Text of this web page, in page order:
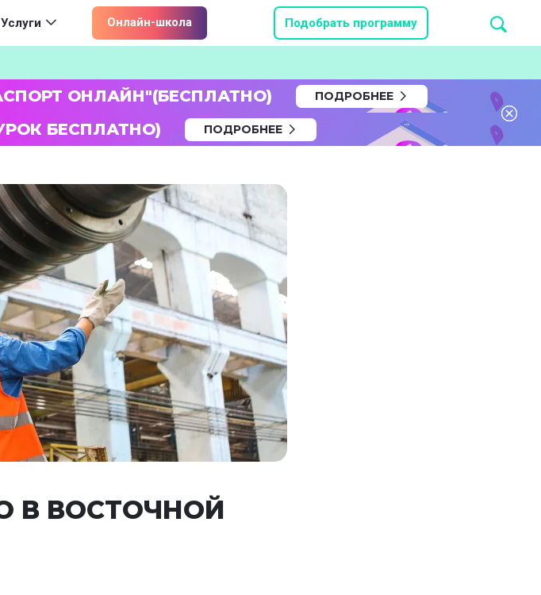
Услуги Онлайн-школа Подобрать программу
ОНЛАЙН"(БЕСПЛАТНО) ПОДРОБНЕЕ
БЕСПЛАТНО) ПОДРОБНЕЕ
В ВОСТОЧНОЙ